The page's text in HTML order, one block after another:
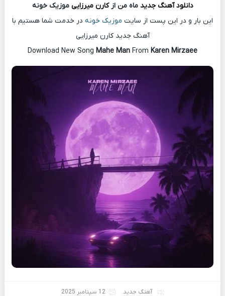
دانلود آهنگ جدید ماه من ازکارن میرزایی موزیک خونه
این بار و در این پست از سایت موزیک خونه در خدمت شما هستیم با
آهنگ جدید کارن میرزایی
Download New Song Mahe Man From Karen Mirzaee
آهنگ جدید 12 سپتامبر 2025